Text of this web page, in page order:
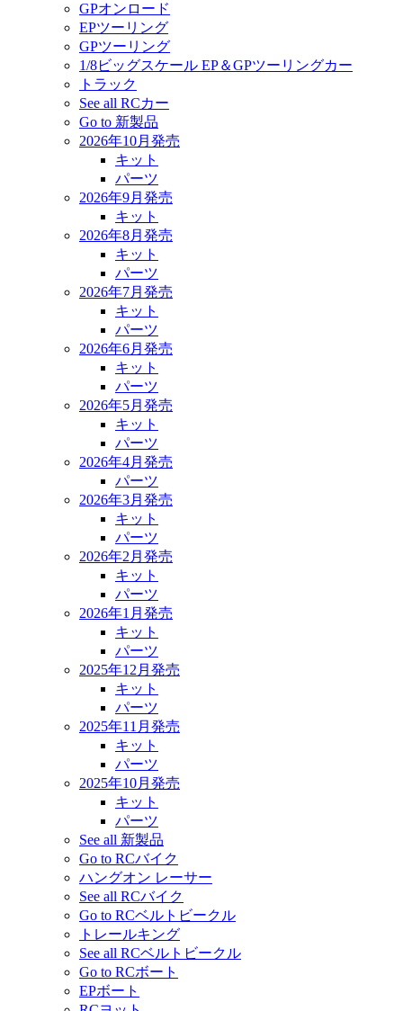
GPオンロード
EPツーリング
GPツーリング
1/8ビッグスケール EP＆GPツーリングカー
トラック
See all RCカー
Go to 新製品
2026年10月発売
キット
パーツ
2026年9月発売
キット
2026年8月発売
キット
パーツ
2026年7月発売
キット
パーツ
2026年6月発売
キット
パーツ
2026年5月発売
キット
パーツ
2026年4月発売
パーツ
2026年3月発売
キット
パーツ
2026年2月発売
キット
パーツ
2026年1月発売
キット
パーツ
2025年12月発売
キット
パーツ
2025年11月発売
キット
パーツ
2025年10月発売
キット
パーツ
See all 新製品
Go to RCバイク
ハングオン レーサー
See all RCバイク
Go to RCベルトビークル
トレールキング
See all RCベルトビークル
Go to RCボート
EPボート